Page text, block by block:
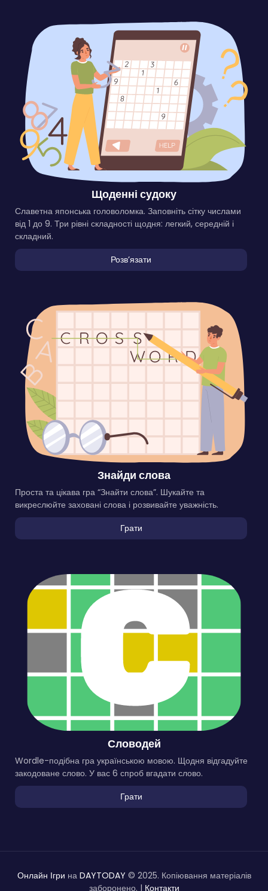
Щоденні судоку
Славетна японська головоломка. Заповніть сітку числами
від 1 до 9. Три рівні складності щодня: легкий, середній і
складний.
Розвʼязати
Знайди слова
Проста та цікава гра “Знайти слова”. Шукайте та
викреслюйте заховані слова і розвивайте уважність.
Грати
Словодей
Wordle-подібна гра українською мовою. Щодня відгадуйте
закодоване слово. У вас 6 спроб вгадати слово.
Грати
Онлайн Ігри на DAYTODAY © 2025. Копіювання матеріалів
заборонено. | Контакти